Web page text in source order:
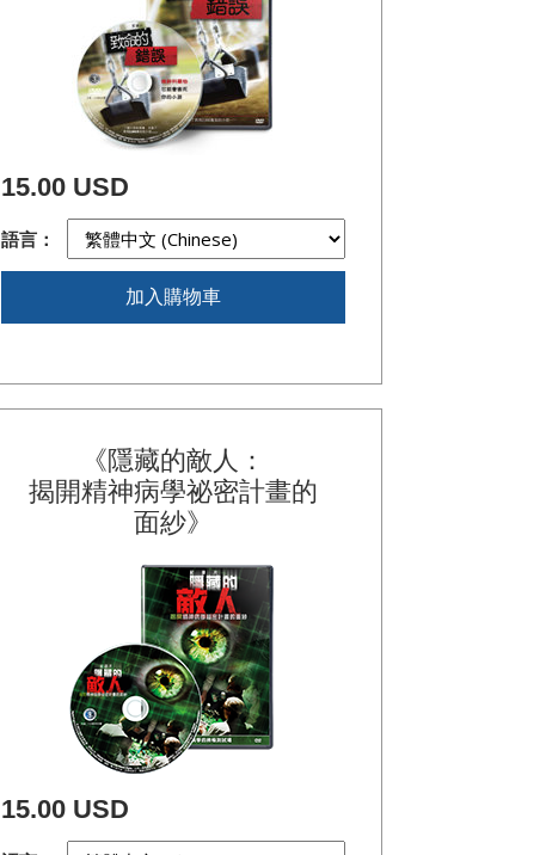
15.00 USD
語言：
加入購物車
《隱藏的敵人：
揭開精神病學祕密計畫的
面紗》
15.00 USD